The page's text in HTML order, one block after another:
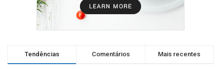
Tendências Comentários Mais recentes